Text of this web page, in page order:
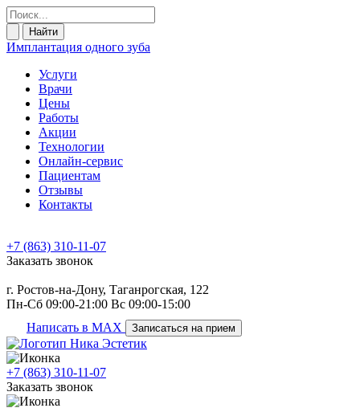
Найти
Имплантация одного зуба
Услуги
Врачи
Цены
Работы
Акции
Технологии
Онлайн-сервис
Пациентам
Отзывы
Контакты
+7 (863) 310-11-07
Заказать звонок
г. Ростов-на-Дону, Таганрогская, 122
Пн-Сб 09:00-21:00 Вс 09:00-15:00
Написать в MAX
Записаться на прием
+7 (863) 310-11-07
Заказать звонок